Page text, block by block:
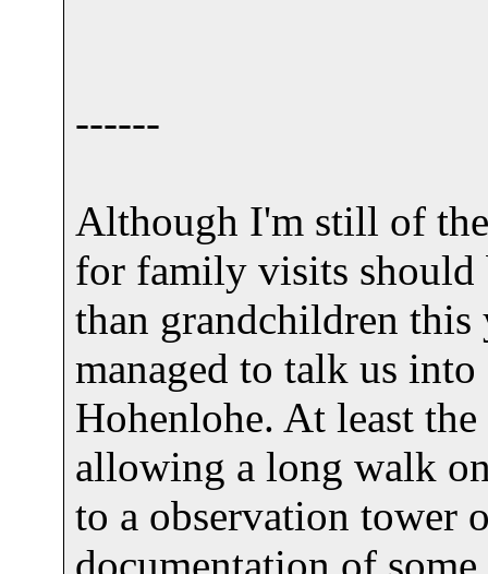
------
Although I'm still of
for family visits should
than grandchildren
managed to talk us
Hohenlohe. At least
allowing a long walk
to a observation tower
documentation of